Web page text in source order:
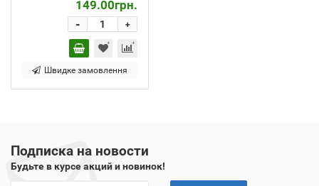
149.00грн.
+
-
Швидке замовлення
Подписка на новости
Будьте в курсе акций и новинок!